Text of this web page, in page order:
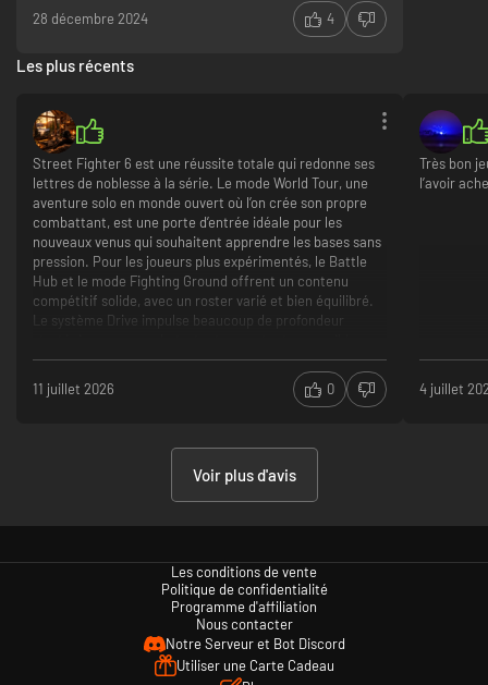
SF6, en solo reste un très bon jeu bien nerveux pour peu
sur un 4 cores et une vieille carte à 4 Go de vram. Un SSD
Pour le côté online, je ne peux me prononcer, mon
manque de skill m'empêche de me frotter aux autres.
Création d'un personnage modifiable
Le World Tour, une excellente idée pour les joueurs
solo
Le leveling du mode World Tour et l'apprentissage des
coups spéciaux
Le fait que Capcom fasse payer pour le moindre
cosmétique ou personnage.
28 décembre 2024 4
Les plus récents
Street Fighter 6 est une réussite totale qui redonne ses
lettres de noblesse à la série. Le mode World Tour, une
aventure solo en monde ouvert où l’on crée son propre
combattant, est une porte d’entrée idéale pour les
nouveaux venus qui souhaitent apprendre les bases sans
pression. Pour les joueurs plus expérimentés, le Battle
Hub et le mode Fighting Ground offrent un contenu
compétitif solide, avec un roster varié et bien équilibré.
Le système Drive impulse beaucoup de profondeur
grâce aux commandes modernes qui simplifient les
inputs pour les débutants. La direction artistique, mêlant
hip-hop et style urbain, apporte une identité visuelle
Gameplay riche et équilibré grâce au système Drive
Certains personnages du World Tour peuvent sembler
11 juillet 2026 0
Très bon
l’avoir
4 juillet
Voir plus d'avis
Les conditions de vente
Politique de confidentialité
Programme d'affiliation
Nous contacter
Notre Serveur et Bot Discord
Utiliser une Carte Cadeau